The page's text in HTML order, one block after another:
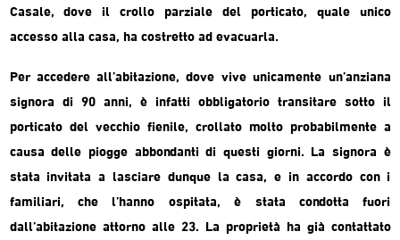
Casale, dove il crollo parziale del porticato, quale unico
accesso alla casa, ha costretto ad evacuarla.
Per accedere all’abitazione, dove vive unicamente un’anziana
signora di 90 anni, è infatti obbligatorio transitare sotto il
porticato del vecchio fienile, crollato molto probabilmente a
causa delle piogge abbondanti di questi giorni. La signora è
stata invitata a lasciare dunque la casa, e in accordo con i
familiari, che l’hanno ospitata, è stata condotta fuori
dall’abitazione attorno alle 23. La proprietà ha già contattato